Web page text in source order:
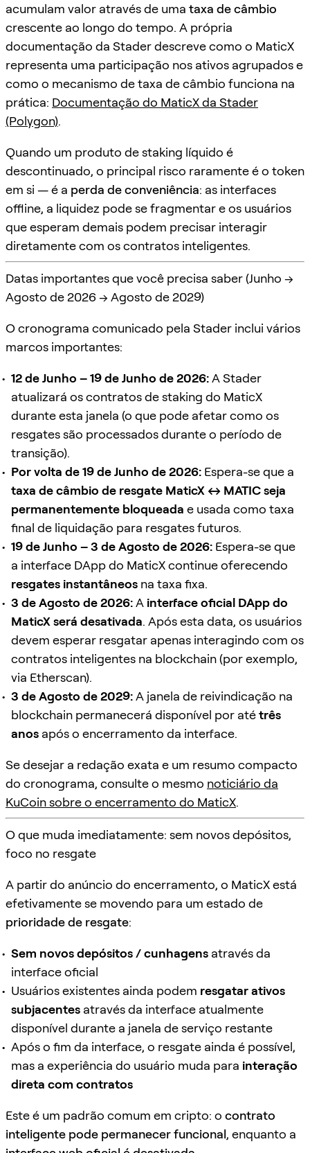
acumulam valor através de uma taxa de câmbio
crescente ao longo do tempo. A própria
documentação da Stader descreve como o MaticX
representa uma participação nos ativos agrupados e
como o mecanismo de taxa de câmbio funciona na
prática: Documentação do MaticX da Stader
(Polygon).
Quando um produto de staking líquido é
descontinuado, o principal risco raramente é o token
em si — é a perda de conveniência: as interfaces
offline, a liquidez pode se fragmentar e os usuários
que esperam demais podem precisar interagir
diretamente com os contratos inteligentes.
Datas importantes que você precisa saber (Junho →
Agosto de 2026 → Agosto de 2029)
O cronograma comunicado pela Stader inclui vários
marcos importantes:
12 de Junho – 19 de Junho de 2026:A Stader
atualizará os contratos de staking do MaticX
durante esta janela (o que pode afetar como os
resgates são processados durante o período de
transição).
Por volta de 19 de Junho de 2026: Espera-se que a
taxa de câmbio de resgate MaticX ↔ MATIC seja
permanentemente bloqueada e usada como taxa
final de liquidação para resgates futuros.
19 de Junho – 3 de Agosto de 2026: Espera-se que
a interface DApp do MaticX continue oferecendo
resgates instantâneos na taxa fixa.
3 de Agosto de 2026:A interface oficial DApp do
MaticX será desativada. Após esta data, os usuários
devem esperar resgatar apenas interagindo com os
contratos inteligentes na blockchain (por exemplo,
via Etherscan).
3 de Agosto de 2029:A janela de reivindicação na
blockchain permanecerá disponível por atétrês
anos após o encerramento da interface.
Se desejar a redação exata e um resumo compacto
do cronograma, consulte o mesmo noticiário da
KuCoin sobre o encerramento do MaticX.
O que muda imediatamente: sem novos depósitos,
foco no resgate
A partir do anúncio do encerramento, o MaticX está
efetivamente se movendo para um estado de
prioridade de resgate:
Sem novos depósitos / cunhagens através da
interface oficial
Usuários existentes ainda podem resgatar ativos
subjacentes através da interface atualmente
disponível durante a janela de serviço restante
Após o fim da interface, o resgate ainda é possível,
mas a experiência do usuário muda para interação
direta com contratos
Este é um padrão comum em cripto: o contrato
inteligente pode permanecer funcional, enquanto a